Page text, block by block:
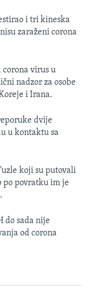
i tri kineska
zaraženi corona
corona virus u
nadzor za osobe
i Irana.
dvije
u kontaktu sa
koji su putovali
po povratku im je
do sada nije
od corona